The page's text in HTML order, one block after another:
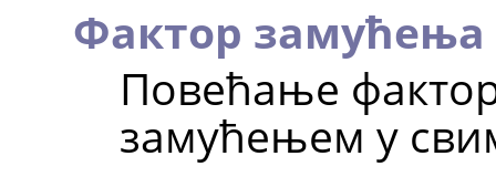
Фактор замућења
Повећање
замућењем у